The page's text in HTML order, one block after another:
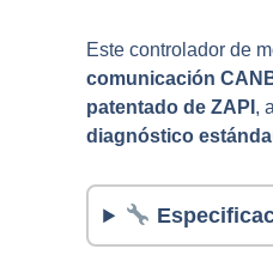
Este controlador de
comunicación
patentado de ZAPI ,
diagnóstico